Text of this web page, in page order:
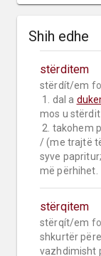
Shih edhe
stërditem
stërdít/em
1. dal a
mos u stërdit
/ (me trajtë
syve
më përhihet.
stërqitem
stërqít/em
shkurtër
vazhdimisht